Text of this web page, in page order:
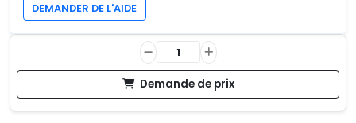
DEMANDER DE L'AIDE
Demande de prix